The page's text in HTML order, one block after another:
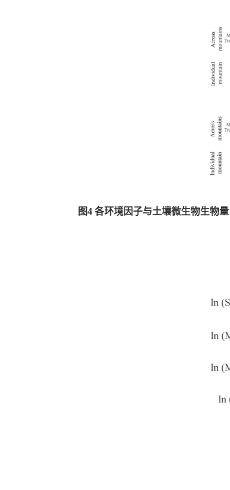
图4 各环境因子与土壤微生物生物